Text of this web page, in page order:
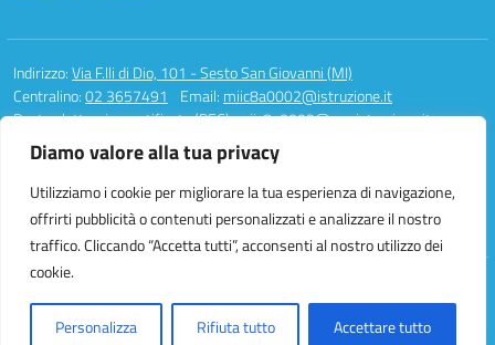
Diamo valore alla tua privacy
Utilizziamo i cookie per migliorare la tua esperienza di navigazione,
offrirti pubblicità o contenuti personalizzati e analizzare il nostro
traffico. Cliccando “Accetta tutti”, acconsenti al nostro utilizzo dei
cookie.
Personalizza Rifiuta tutto Accettare tutto
Indirizzo:Via F.lli di Dio, 101 - Sesto San Giovanni (MI)
Centralino:02 3657491 Email: miic8a0002@istruzione.it
Posta elettronica certificata (PEC):miic8a0002@pec.istruzione.it
Codice fiscale: 94581340158
Codice meccanografico:
MIIC8A0002
Codice unico di fatturazione (CUF): UFAUH0